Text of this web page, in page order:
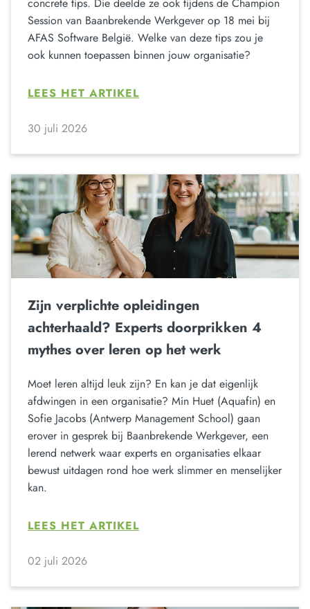
Session van Baanbrekende Werkgever op 18 mei bij
AFAS Software België. Welke van deze tips zou je
ook kunnen toepassen binnen jouw organisatie?
LEES HET ARTIKEL
30 juli 2026
Zijn verplichte opleidingen
achterhaald? Experts doorprikken 4
mythes over leren op het werk
Moet leren altijd leuk zijn? En kan je dat eigenlijk
afdwingen in een organisatie? Min Huet (Aquafin) en
Sofie Jacobs (Antwerp Management School) gaan
erover in gesprek bij Baanbrekende Werkgever, een
lerend netwerk waar experts en organisaties elkaar
bewust uitdagen rond hoe werk slimmer en menselijker
kan.
LEES HET ARTIKEL
02 juli 2026